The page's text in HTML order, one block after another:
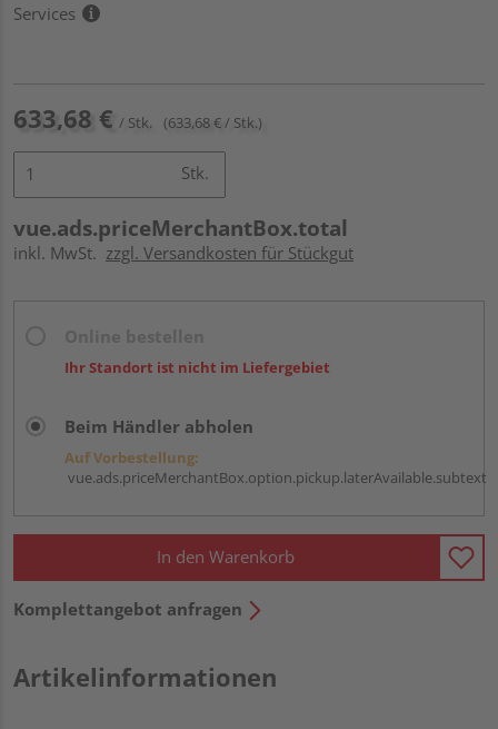
Services
633,68 € / Stk. (633,68 € / Stk.)
Stk.
vue.ads.priceMerchantBox.total
inkl. MwSt. zzgl. Versandkosten für Stückgut
Ihr Standort ist nicht im Liefergebiet
Beim Händler abholen
Auf Vorbestellung:
vue.ads.priceMerchantBox.option.pickup.laterAvailable.subtext
In den Warenkorb
Komplettangebot anfragen
Artikelinformationen